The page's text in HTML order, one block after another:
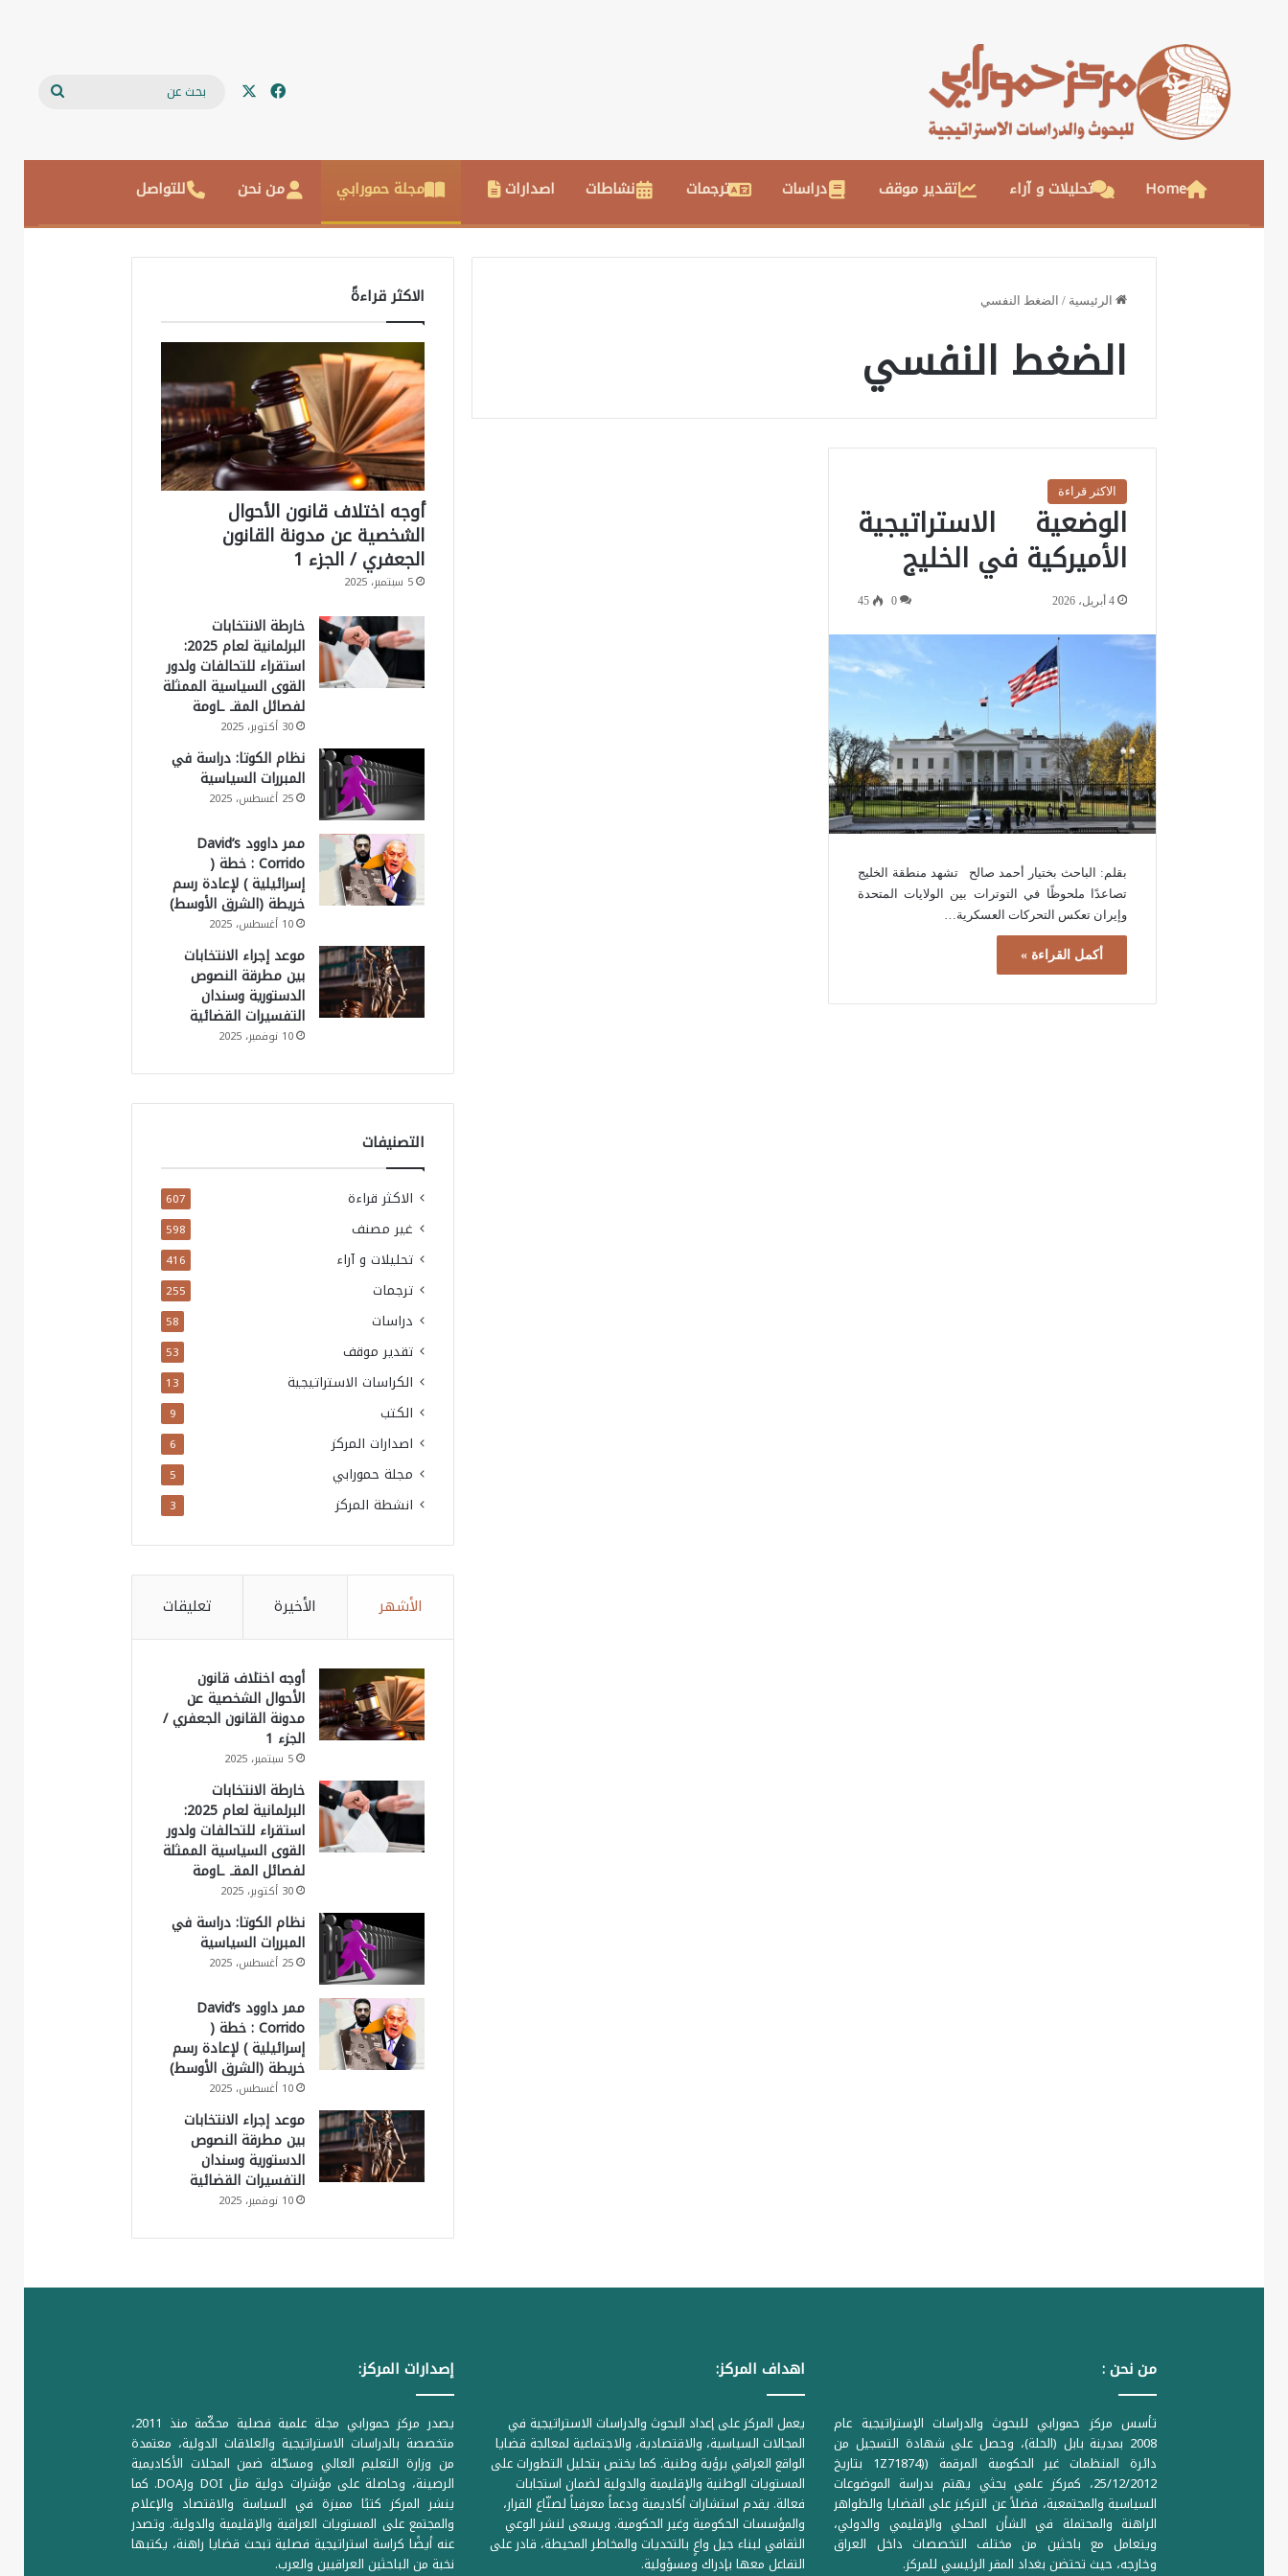
فيسبوك
Home تحليلات و آراء تقدير موقف دراسات ترجمات نشاطات اصدارات مجلة حمورابي من نحن للتواصل
الرئيسية / الضغط النفسي
الضغط النفسي
الاكثر قراءة
الوضعية الاستراتيجية
الأميركية في الخليج
4 أبريل، 2026 0
45
بقلم: الباحث بختیار أحمد صالح تشهد منطقة الخليج
تصاعدًا ملحوظًا في التوترات بين الولايات المتحدة
وإيران تعكس التحركات العسكرية…
أكمل القراءة »
الاكثر قراءةً
أوجه اختلاف قانون الأحوال
الشخصية عن مدونة القانون
الجعفري / الجزء 1
5 سبتمبر، 2025
خارطة الانتخابات
البرلمانية لعام 2025:
استقراء للتحالفات ولدور
القوى السياسية الممثلة
لفصائل المقـ ـاومة
30 أكتوبر، 2025
نظام الكوتا: دراسة في
المبررات السياسية
25 أغسطس، 2025
ممر داوود David’s
Corrido : خطة (
إسرائيلية ) لإعادة رسم
خريطة (الشرق الأوسط)
10 أغسطس، 2025
موعد إجراء الانتخابات
بين مطرقة النصوص
الدستورية وسندان
التفسيرات القضائية
10 نوفمبر، 2025
التصنيفات
الاكثر قراءة 607
غير مصنف 598
تحليلات و آراء 416
ترجمات 255
دراسات 58
تقدير موقف 53
الكراسات الاستراتيجية 13
الكتب 9
اصدارات المركز 6
مجلة حمورابي 5
انشطة المركز 3
الأشهر الأخيرة تعليقات
أوجه اختلاف قانون
الأحوال الشخصية عن
مدونة القانون الجعفري /
الجزء 1
5 سبتمبر، 2025
خارطة الانتخابات
البرلمانية لعام 2025:
استقراء للتحالفات ولدور
القوى السياسية الممثلة
لفصائل المقـ ـاومة
30 أكتوبر، 2025
نظام الكوتا: دراسة في
المبررات السياسية
25 أغسطس، 2025
ممر داوود David’s
Corrido : خطة (
إسرائيلية ) لإعادة رسم
خريطة (الشرق الأوسط)
10 أغسطس، 2025
موعد إجراء الانتخابات
بين مطرقة النصوص
الدستورية وسندان
التفسيرات القضائية
10 نوفمبر، 2025
من نحن :
تأسس مركز حمورابي للبحوث والدراسات الإستراتيجية عام
2008 بمدينة بابل (الحلة)، وحصل على شهادة التسجيل من
دائرة المنظمات غير الحكومية المرقمة ((1Z71874 بتاريخ
25/12/2012، كمركز علمي بحثي يهتم بدراسة الموضوعات
السياسية والمجتمعية، فضلاً عن التركيز على القضايا والظواهر
الراهنة والمحتملة في الشأن المحلي والإقليمي والدولي،
ويتعامل مع باحثين من مختلف التخصصات داخل العراق
وخارجه، حيث تحتضن بغداد المقر الرئيسي للمركز.
اهداف المركز:
يعمل المركز على إعداد البحوث والدراسات الاستراتيجية في
المجالات السياسية، والاقتصادية، والاجتماعية لمعالجة قضايا
الواقع العراقي برؤية وطنية. كما يختص بتحليل التطورات على
المستويات الوطنية والإقليمية والدولية لضمان استجابات
فعالة. يقدم استشارات أكاديمية ودعماً معرفياً لصنّاع القرار،
والمؤسسات الحكومية وغير الحكومية. ويسعى لنشر الوعي
الثقافي لبناء جيل واعٍ بالتحديات والمخاطر المحيطة، قادر على
التفاعل معها بإدراك ومسؤولية.
إصدارات المركز:
يصدر مركز حمورابي مجلة علمية فصلية محكّمة منذ 2011،
متخصصة بالدراسات الاستراتيجية والعلاقات الدولية، معتمدة
من وزارة التعليم العالي ومسجّلة ضمن المجلات الأكاديمية
الرصينة، وحاصلة على مؤشرات دولية مثل DOI وDOAJ. كما
ينشر المركز كتبًا مميزة في السياسة والاقتصاد والإعلام
والمجتمع على المستويات العراقية والإقليمية والدولية. وتصدر
عنه أيضًا كراسة استراتيجية فصلية تبحث قضايا راهنة، يكتبها
نخبة من الباحثين العراقيين والعرب.